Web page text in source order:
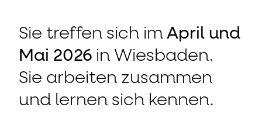
Sie treffen sich im April und
Mai 2026 in Wiesbaden.
Sie arbeiten zusammen
und lernen sich kennen.